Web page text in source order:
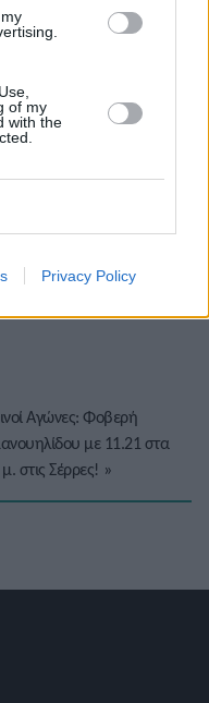
of my
with the
Privacy Policy
Δεν έχω καλή
συχνά. Μου
και να
Αγώνες: Φοβερή
με 11.21 στα
στις Σέρρες! »